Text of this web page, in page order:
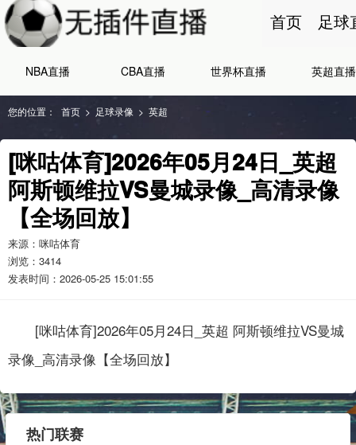
首页 足球
NBA直播 CBA直播 世界杯直播 英超直播
您的位置： 首页 > 足球录像 > 英超
[咪咕体育]2026年05月24日_英超
阿斯顿维拉VS曼城录像_高清录像
【全场回放】
来源：咪咕体育
浏览： 3414
发表时间：2026-05-25 15:01:55
[咪咕体育]2026年05月24日_英超 阿斯顿维拉VS曼城
录像_高清录像【全场回放】
热门联赛